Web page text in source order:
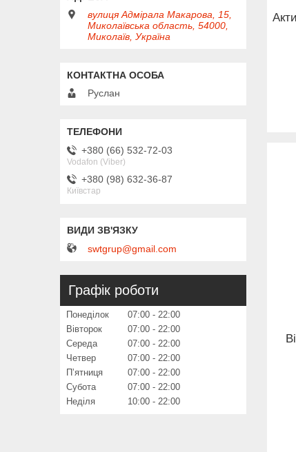
вулиця Адмірала Макарова, 15,
Миколаївська область, 54000,
Миколаїв, Україна
Руслан
+380 (66) 532-72-03
Vodafon (Viber)
+380 (98) 632-36-87
Київстар
swtgrup@gmail.com
Графік роботи
Понеділок 07:00
22:00
Вівторок
07:00
22:00
Середа
07:00
22:00
Четвер
07:00
22:00
Пʼятниця
07:00
22:00
Субота
07:00
22:00
Неділя
10:00 22:00